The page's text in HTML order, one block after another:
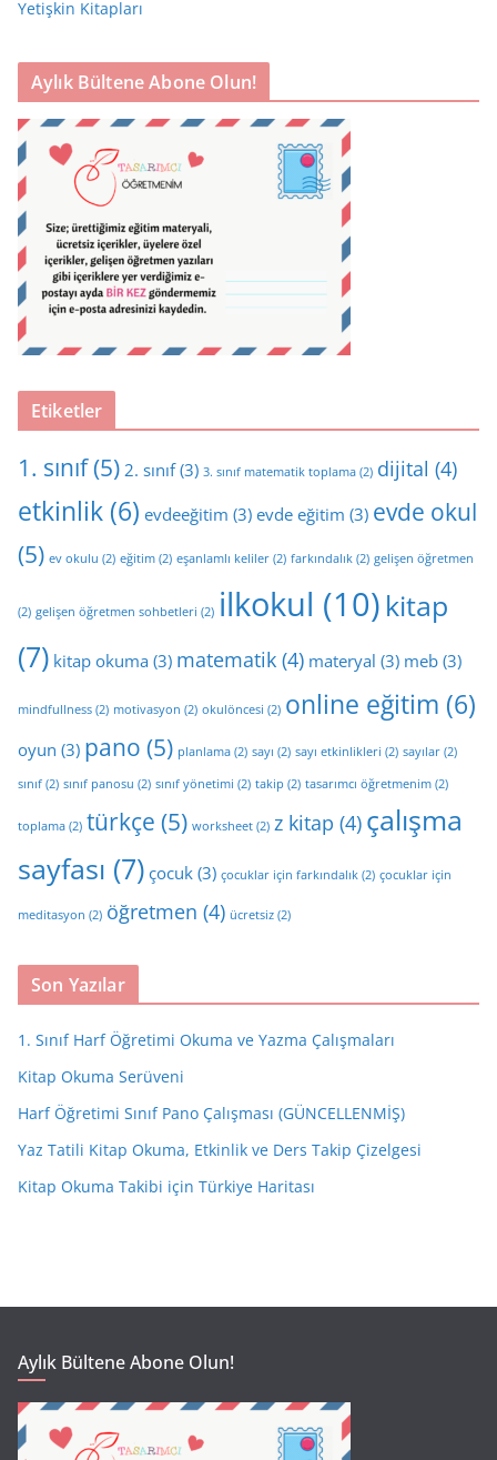
Yetişkin Kitapları
Aylık Bültene Abone Olun!
Etiketler
1. sınıf(5) 2. sınıf(3) 3. sınıf matematik toplama (2) dijital (4)
etkinlik (6) evdeeğitim (3) evde eğitim (3) evde okul
(5) ev okulu (2) eğitim (2) eşanlamlı keliler (2) farkındalık (2) gelişen öğretmen
(2) gelişen öğretmen sohbetleri (2) ilkokul (10) kitap
(7) kitap okuma (3) matematik (4) materyal (3) meb (3)
mindfullness (2) motivasyon (2) okulöncesi (2) online eğitim (6)
oyun (3) pano (5) planlama (2) sayı (2) sayı etkinlikleri (2) sayılar (2)
sınıf (2) sınıf panosu (2) sınıf yönetimi (2) takip (2) tasarımcı öğretmenim (2)
toplama (2) türkçe (5) worksheet (2) z kitap (4) çalışma
sayfası (7) çocuk (3) çocuklar için farkındalık (2) çocuklar için
meditasyon (2) öğretmen (4) ücretsiz (2)
Son Yazılar
1. Sınıf Harf Öğretimi Okuma ve Yazma Çalışmaları
Kitap Okuma Serüveni
Harf Öğretimi Sınıf Pano Çalışması (GÜNCELLENMİŞ)
Yaz Tatili Kitap Okuma, Etkinlik ve Ders Takip Çizelgesi
Kitap Okuma Takibi için Türkiye Haritası
Aylık Bültene Abone Olun!